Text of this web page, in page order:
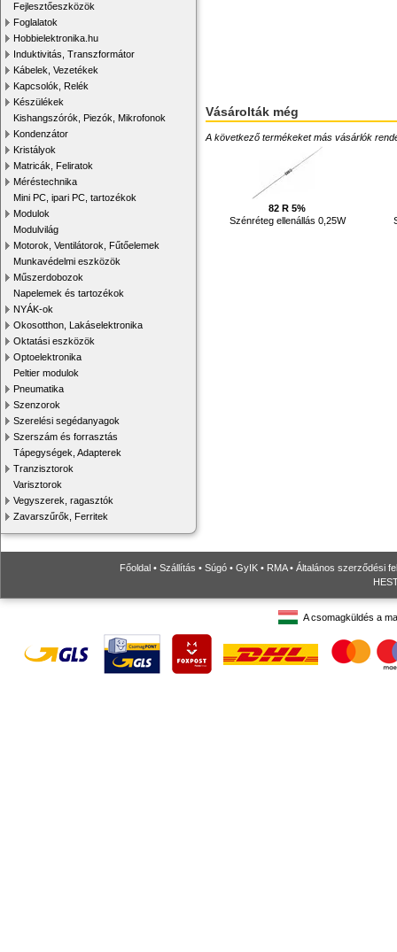
Fejlesztőeszközök
Foglalatok
Hobbielektronika.hu
Induktivitás, Transzformátor
Kábelek, Vezetékek
Kapcsolók, Relék
Készülékek
Kishangszórók, Piezók, Mikrofonok
Kondenzátor
Kristályok
Matricák, Feliratok
Méréstechnika
Mini PC, ipari PC, tartozékok
Modulok
Modulvilág
Motorok, Ventilátorok, Fűtőelemek
Munkavédelmi eszközök
Műszerdobozok
Napelemek és tartozékok
NYÁK-ok
Okosotthon, Lakáselektronika
Oktatási eszközök
Optoelektronika
Peltier modulok
Pneumatika
Szenzorok
Szerelési segédanyagok
Szerszám és forrasztás
Tápegységek, Adapterek
Tranzisztorok
Varisztorok
Vegyszerek, ragasztók
Zavarszűrők, Ferritek
Vásárolták még
A következő termékeket más vásárlók
82 R 5%
Szénréteg ellenállás 0,25W
Főoldal • Szállítás • Súgó • GyIK • RMA• Általános szerződési
A csomagküldés a